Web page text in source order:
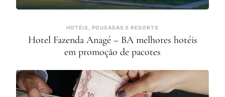
HOTÉIS, POUSADAS E RESORTS
Hotel Fazenda Anagé – BA melhores hotéis
em promoção de pacotes